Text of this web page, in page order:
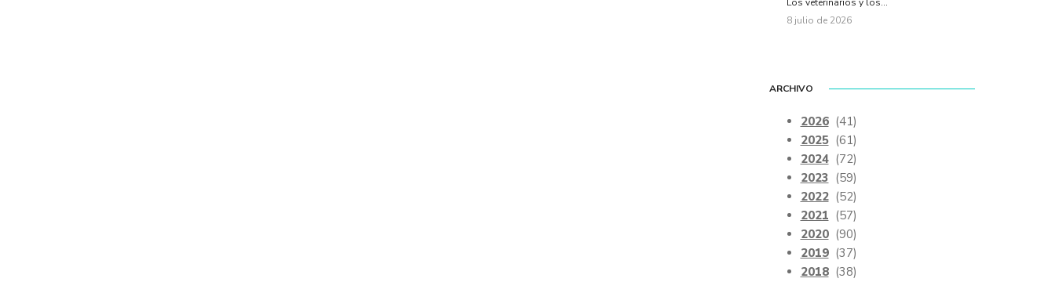
8 julio de 2026
ARCHIVO
2026 (41)
2025 (61)
2024 (72)
2023 (59)
2022 (52)
2021 (57)
2020 (90)
2019 (37)
2018 (38)